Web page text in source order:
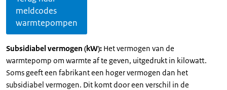
meldcodes
warmtepompen
Subsidiabel vermogen (kW): Het vermogen van de
warmtepomp om warmte af te geven, uitgedrukt in kilowatt.
Soms geeft een fabrikant een hoger vermogen dan het
subsidiabel vermogen. Dit komt door een verschil in de